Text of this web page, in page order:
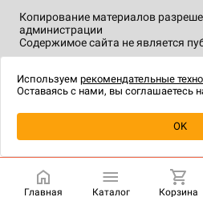
Уведомить о
Копирование материалов
администрации
Содержимое сайта не является
технологии.
Главная Каталог Корзина
Используем рекомендательные
Оставаясь с нами, вы соглашаетесь
OK